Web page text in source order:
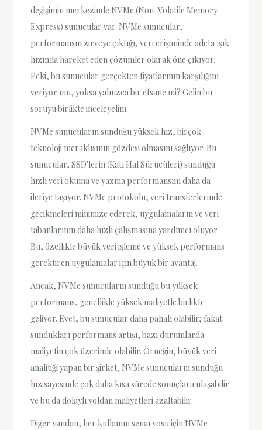
değişimin merkezinde NVMe (Non-Volatile Memory
Express) sunucular var. NVMe sunucular,
performansın zirveye çıktığı, veri erişiminde adeta ışık
hızında hareket eden çözümler olarak öne çıkıyor.
Peki, bu sunucular gerçekten fiyatlarının karşılığını
veriyor mu, yoksa yalnızca bir efsane mi? Gelin bu
soruyu birlikte inceleyelim.
NVMe sunucuların sunduğu yüksek hız, birçok
teknoloji meraklısının gözdesi olmasını sağlıyor. Bu
sunucular, SSD'lerin (Katı Hal Sürücüleri) sunduğu
hızlı veri okuma ve yazma performansını daha da
ileriye taşıyor. NVMe protokolü, veri transferlerinde
gecikmeleri minimize ederek, uygulamaların ve veri
tabanlarının daha hızlı çalışmasına yardımcı oluyor.
Bu, özellikle büyük veri işleme ve yüksek performans
gerektiren uygulamalar için büyük bir avantaj.
Ancak, NVMe sunucuların sunduğu bu yüksek
performans, genellikle yüksek maliyetle birlikte
geliyor. Evet, bu sunucular daha pahalı olabilir; fakat
sundukları performans artışı, bazı durumlarda
maliyetin çok üzerinde olabilir. Örneğin, büyük veri
analitiği yapan bir şirket, NVMe sunucuların sunduğu
hız sayesinde çok daha kısa sürede sonuçlara ulaşabilir
ve bu da dolaylı yoldan maliyetleri azaltabilir.
Diğer yandan, her kullanım senaryosu için NVMe